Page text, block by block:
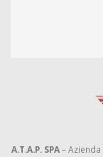
A.T.A.P. SPA–